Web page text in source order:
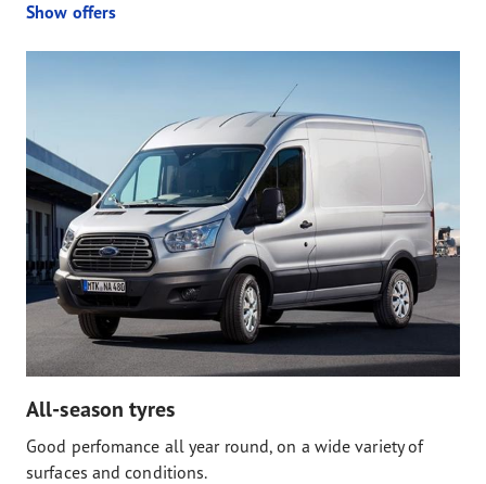
Show offers
All-season tyres
Good perfomance all year round, on a wide variety of
surfaces and conditions.